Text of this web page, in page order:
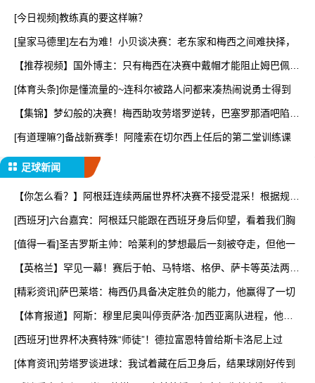
[今日视频]教练真的要这样嘛？
[皇家马德里]左右为难！小贝谈决赛：老东家和梅西之间难抉择，
【推荐视频】国外博主：只有梅西在决赛中戴帽才能阻止姆巴佩赢
[体育头条]你是懂流量的~连科尔被路人问都来凑热闹说勇士得到
【集锦】梦幻般的决赛！梅西助攻劳塔罗逆转，巴塞罗那酒吧陷入
[有道理嘛?]备战新赛季！阿隆索在切尔西上任后的第二堂训练课
足球新闻
【你怎么看？】阿根廷连续两届世界杯决赛不接受混采！根据规定
[西班牙]六台嘉宾：阿根廷只能跟在西班牙身后仰望，看着我们胸
[值得一看]圣吉罗斯主帅：哈莱利的梦想最后一刻被夺走，但他一
【英格兰】罕见一幕！赛后于帕、马特塔、格伊、萨卡等英法两队
[精彩资讯]萨巴莱塔：梅西仍具备决定胜负的能力，他赢得了一切
【体育报道】阿斯：穆里尼奥叫停贡萨洛·加西亚离队进程，他正
[西班牙]世界杯决赛特殊“师徒”！德拉富恩特曾给斯卡洛尼上过
[体育资讯]劳塔罗谈进球：我试着藏在后卫身后，结果球刚好传到